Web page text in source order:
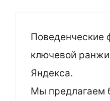
Поведенческие
ключевой
Яндекса.
Мы предлагаем